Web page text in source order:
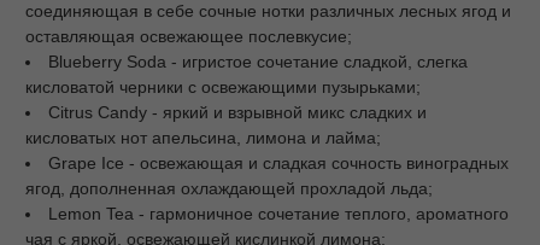
соединяющая в себе сочные нотки различных лесных ягод и
оставляющая освежающее послевкусие;
Blueberry Soda - игристое сочетание сладкой, слегка
кисловатой черники с освежающими пузырьками;
Citrus Candy - яркий и взрывной микс сладких и
кисловатых нот апельсина, лимона и лайма;
Grape Ice - освежающая и сладкая сочность виноградных
ягод, дополненная охлаждающей прохладой льда;
Lemon Tea - гармоничное сочетание теплого, ароматного
чая с яркой, освежающей кислинкой лимона;